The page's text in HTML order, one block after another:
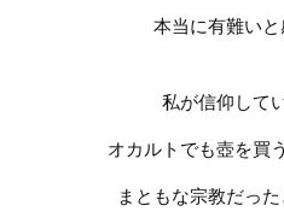
本当に有難いと
私が信仰して
オカルトでも壺を買
まともな宗教だった